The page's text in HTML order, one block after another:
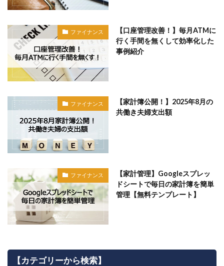
ファイナンス
【口座管理改善！】毎月ATMに
行く手間を無くして効率化した
事例紹介
ファイナンス
【家計簿公開！】2025年8月の
共働き夫婦支出額
ファイナンス
【家計管理】Googleスプレッ
ドシートで毎日の家計簿を簡単
管理【無料テンプレート】
【カテゴリーから検索】